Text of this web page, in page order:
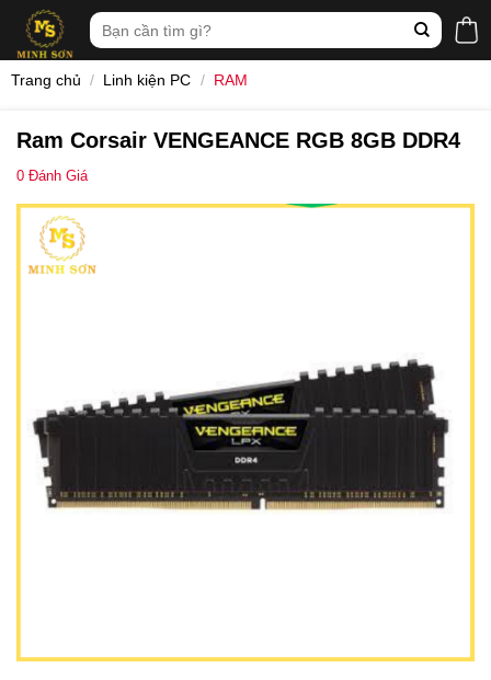
content
Tìm
kiếm:
Trang chủ / Linh kiện PC / RAM
Ram Corsair VENGEANCE RGB 8GB DDR4
0 Đánh Giá